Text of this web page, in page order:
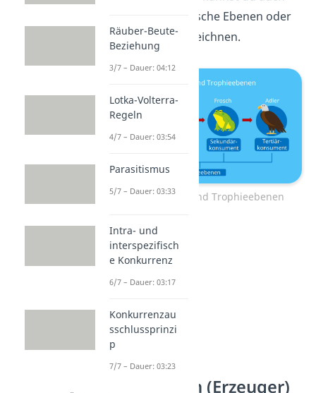
als Trophie, trophische Ebenen oder
Trophiestufen bezeichnen.
Nahrungskette und Trophieebenen
Produzenten (Erzeuger)
Räuber-Beute-
Beziehung
3/7 – Dauer: 04:12
Lotka-Volterra-
Regeln
4/7 – Dauer: 03:54
Parasitismus
5/7 – Dauer: 03:33
Intra- und
interspezifisch
e Konkurrenz
6/7 – Dauer: 03:17
Konkurrenzau
sschlussprinzi
p
7/7 – Dauer: 03:23